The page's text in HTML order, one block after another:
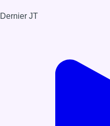
Dernier JT